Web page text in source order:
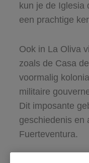
kun je de Iglesia
een prachtige
Ook in La Oliva
zoals de Casa
voormalig
militaire
Dit imposante
geschiedenis en
Fuerteventura.